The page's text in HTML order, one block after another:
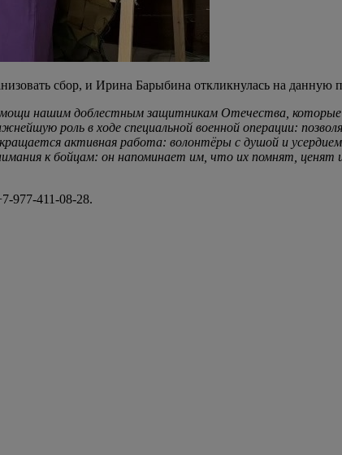
сбор, и Ирина Барыбина откликнулась на данную
нашим доблестным защитникам Отечества, которые
роль в ходе специальной военной операции:
активная работа: волонтёры с душой и
к бойцам: он напоминает им, что их помнят,